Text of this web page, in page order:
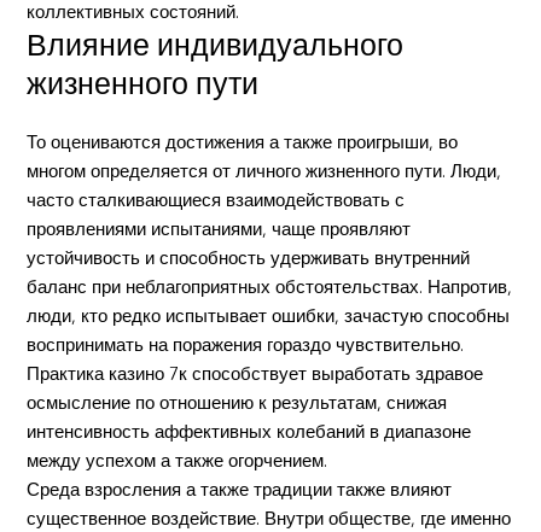
коллективных состояний.
Влияние индивидуального
жизненного пути
То оцениваются достижения а также проигрыши, во
многом определяется от личного жизненного пути. Люди,
часто сталкивающиеся взаимодействовать с
проявлениями испытаниями, чаще проявляют
устойчивость и способность удерживать внутренний
баланс при неблагоприятных обстоятельствах. Напротив,
люди, кто редко испытывает ошибки, зачастую способны
воспринимать на поражения гораздо чувствительно.
Практика казино 7к способствует выработать здравое
осмысление по отношению к результатам, снижая
интенсивность аффективных колебаний в диапазоне
между успехом а также огорчением.
Среда взросления а также традиции также влияют
существенное воздействие. Внутри обществе, где именно